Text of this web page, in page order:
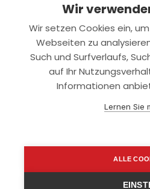
Rechtliches
Datenschutz
support@smartkuendigen.de
Wir
Wir setzen Cookies ein,
Webseiten zu
Such und Surfverlaufs,
auf Ihr
Informationen
Lernen Sie
ALLE